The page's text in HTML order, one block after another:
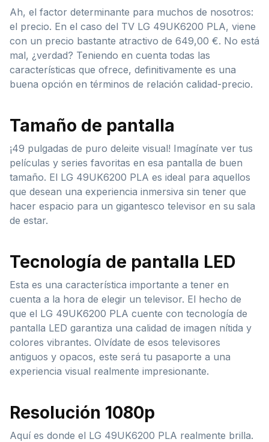
Ah, el factor determinante para muchos de nosotros:
el precio. En el caso del TV LG 49UK6200 PLA, viene
con un precio bastante atractivo de 649,00 €. No está
mal, ¿verdad? Teniendo en cuenta todas las
características que ofrece, definitivamente es una
buena opción en términos de relación calidad-precio.
Tamaño de pantalla
¡49 pulgadas de puro deleite visual! Imagínate ver tus
películas y series favoritas en esa pantalla de buen
tamaño. El LG 49UK6200 PLA es ideal para aquellos
que desean una experiencia inmersiva sin tener que
hacer espacio para un gigantesco televisor en su sala
de estar.
Tecnología de pantalla LED
Esta es una característica importante a tener en
cuenta a la hora de elegir un televisor. El hecho de
que el LG 49UK6200 PLA cuente con tecnología de
pantalla LED garantiza una calidad de imagen nítida y
colores vibrantes. Olvídate de esos televisores
antiguos y opacos, este será tu pasaporte a una
experiencia visual realmente impresionante.
Resolución 1080p
Aquí es donde el LG 49UK6200 PLA realmente brilla.